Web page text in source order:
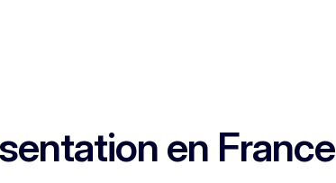
en France